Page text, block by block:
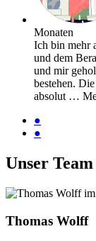
Monaten
Ich bin mehr
und dem
und mir
bestehen.
absolut …
●
●
Unser Team
Thomas Wolff